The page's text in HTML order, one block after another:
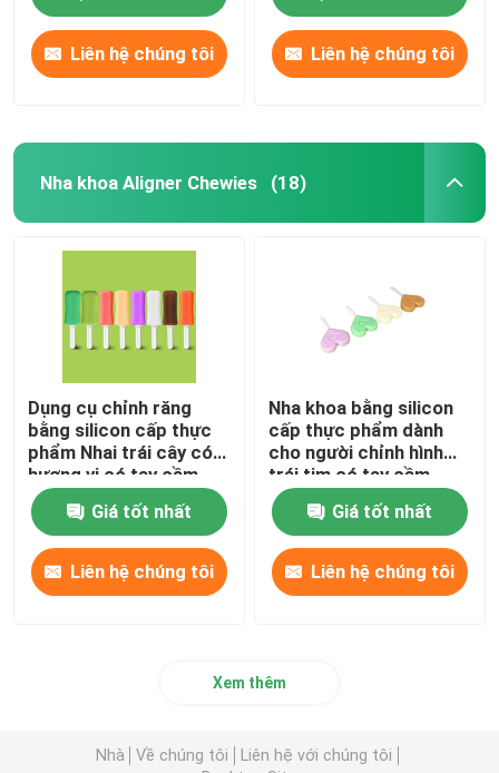
Liên hệ chúng tôi Liên hệ chúng tôi
Nha khoa Aligner Chewies (18)
Dụng cụ chỉnh răng
bằng silicon cấp thực
phẩm Nhai trái cây có
hương vị có tay cầm
Giá tốt nhất
Liên hệ chúng tôi
Nha khoa bằng silicon
cấp thực phẩm dành
cho người chỉnh hình
trái tim có tay cầm
Giá tốt nhất
Liên hệ chúng tôi
Xem thêm
Nhà Về chúng tôi
Liên hệ với chúng tôi